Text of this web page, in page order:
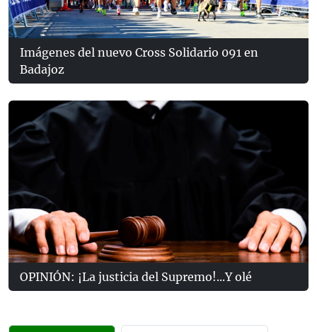
Imágenes del nuevo Cross Solidario 091 en
Badajoz
OPINIÓN: ¡La justicia del Supremo!...Y olé